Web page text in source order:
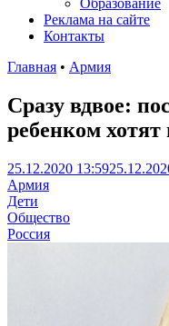
Образование
Реклама на сайте
Контакты
Главная • Армия
Сразу вдвое:
ребенком
25.12.2020 13:59
Армия
Дети
Общество
Россия